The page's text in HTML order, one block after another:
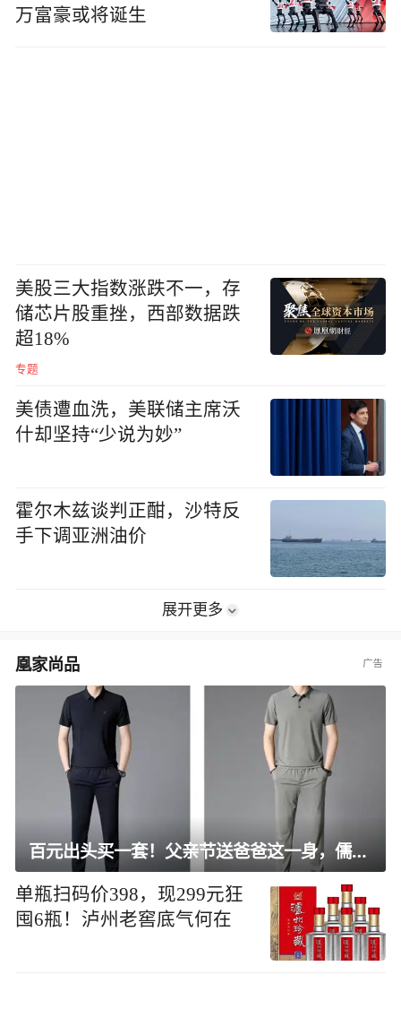
万富豪或将诞生
美股三大指数涨跌不一，存
储芯片股重挫，西部数据跌
超18%
专题
美债遭血洗，美联储主席沃
什却坚持“少说为妙”
霍尔木兹谈判正酣，沙特反
手下调亚洲油价
展开更多
凰家尚品
百元出头买一套！父亲节送爸爸这一身，儒雅有型还凉爽
单瓶扫码价398，现299元狂
囤6瓶！泸州老窖底气何在